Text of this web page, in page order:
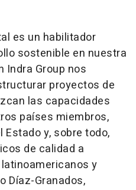
es un habilitador
sostenible en nuestra
Indra Group nos
proyectos de
las capacidades
países miembros,
y, sobre todo,
de calidad a
y
Díaz-Granados,